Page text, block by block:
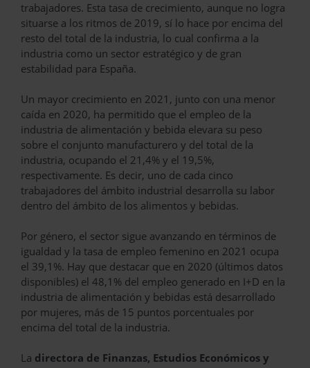
trabajadores. Esta tasa de crecimiento, aunque no logra
situarse a los ritmos de 2019, sí lo hace por encima del
resto del total de la industria, lo cual confirma a la
industria como un sector estratégico y de gran
estabilidad para España.
Un mayor crecimiento en 2021, junto con una menor
caída en 2020, ha permitido que el empleo de la
industria de alimentación y bebida elevara su peso
sobre el conjunto manufacturero y del total de la
industria, ocupando el 21,4% y el 19,5%,
respectivamente. Es decir, uno de cada cinco
trabajadores del ámbito industrial desarrolla su labor
dentro del ámbito de los alimentos y bebidas.
Por género, el sector sigue avanzando en términos de
igualdad y la tasa de empleo femenino en 2021 ocupa
el 39,1%. Hay que destacar que en 2020 (últimos datos
disponibles) el 48,1% del empleo generado en I+D en la
industria de alimentación y bebidas está desarrollado
por mujeres, más de 15 puntos porcentuales por
encima del total de la industria.
La directora de Finanzas, Estudios Económicos y